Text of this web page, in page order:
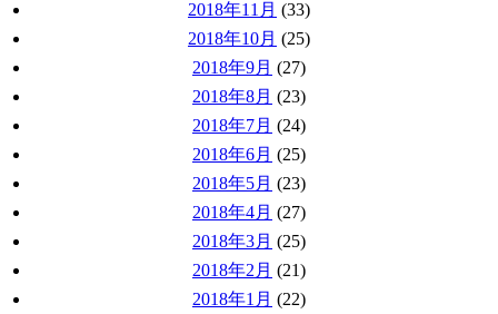
2018年11月 (33)
2018年10月 (25)
2018年9月 (27)
2018年8月 (23)
2018年7月 (24)
2018年6月 (25)
2018年5月 (23)
2018年4月 (27)
2018年3月 (25)
2018年2月 (21)
2018年1月 (22)